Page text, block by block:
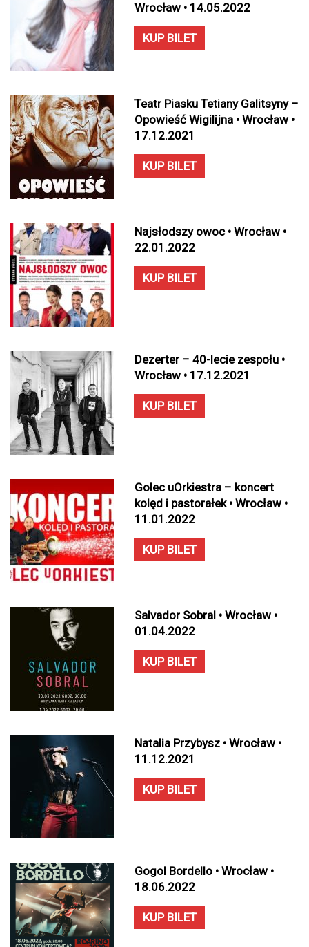
Wrocław • 14.05.2022
KUP BILET
Teatr Piasku Tetiany Galitsyny –
Opowieść Wigilijna • Wrocław •
17.12.2021
KUP BILET
Najsłodszy owoc • Wrocław •
22.01.2022
KUP BILET
Dezerter – 40-lecie zespołu •
Wrocław • 17.12.2021
KUP BILET
Golec uOrkiestra – koncert
kolęd i pastorałek • Wrocław •
11.01.2022
KUP BILET
Salvador Sobral • Wrocław •
01.04.2022
KUP BILET
Natalia Przybysz • Wrocław •
11.12.2021
KUP BILET
Gogol Bordello • Wrocław •
18.06.2022
KUP BILET